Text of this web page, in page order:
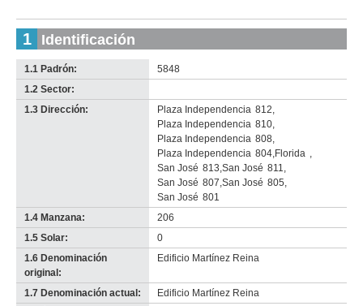
1 Identificación
1.1 Padrón:
5848
1.2 Sector:
no
info-
1.3 Dirección: Plaza Independencia 812,
Plaza Independencia 810,
Plaza Independencia 808,
Plaza Independencia 804,Florida ,
San José 813,San José 811,
San José 807,San José 805,
San José 801
1.4 Manzana:
206
1.5 Solar:
0
1.6 Denominación
original:
Edificio Martínez Reina
1.7 Denominación actual:
Edificio Martínez Reina